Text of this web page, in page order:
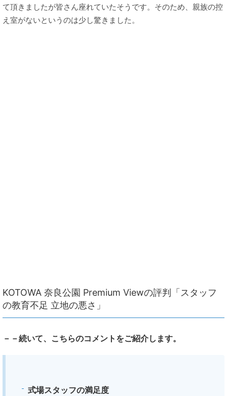
て頂きましたが皆さん座れていたそうです。そのため、親族の控
え室がないというのは少し驚きました。
KOTOWA 奈良公園 Premium Viewの評判「スタッフ
の教育不足 立地の悪さ」
－－続いて、こちらのコメントをご紹介します。
式場スタッフの満足度